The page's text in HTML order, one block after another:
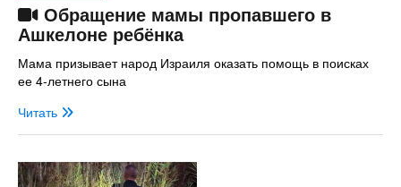
Обращение мамы пропавшего в
Ашкелоне ребёнка
Мама призывает народ Израиля оказать помощь в поисках
ее 4-летнего сына
Читать